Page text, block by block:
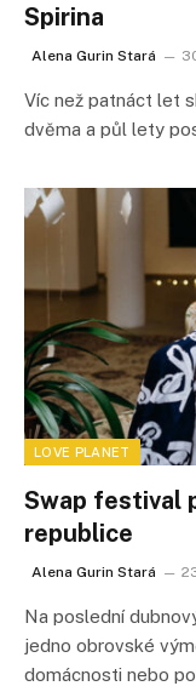
Spirina
Alena Gurin Stará
Víc než patnáct let
dvěma a půl lety
LOVE PLANET
Swap festival
republice
Alena Gurin Stará
Na poslední
jedno obrovské
domácnosti nebo